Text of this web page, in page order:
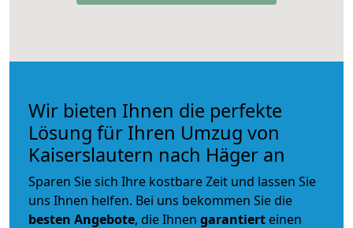
Wir bieten Ihnen die perfekte
Lösung für Ihren Umzug von
Kaiserslautern nach Häger an
Sparen Sie sich Ihre kostbare Zeit und lassen Sie
uns Ihnen helfen. Bei uns bekommen Sie die
besten Angebote, die Ihnen garantiert einen